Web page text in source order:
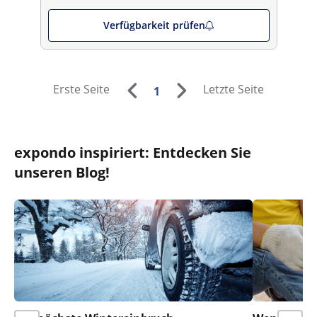
Verfügbarkeit prüfen
Erste Seite 1 Letzte Seite
expondo inspiriert: Entdecken Sie
unseren Blog!